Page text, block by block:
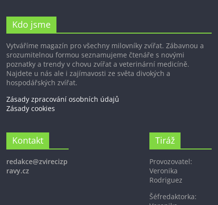
Kdo jsme
Vytváříme magazín pro všechny milovníky zvířat. Zábavnou a
srozumitelnou formou seznamujeme čtenáře s novými
poznatky a trendy v chovu zvířat a veterinární medicíně.
Najdete u nás ale i zajímavosti ze světa divokých a
hospodářských zvířat.
Zásady zpracování osobních údajů
Zásady cookies
Kontakt
redakce@zvirecizp
ravy.cz
Tiráž
Provozovatel:
Veronika
Rodriguez
Šéfredaktorka: